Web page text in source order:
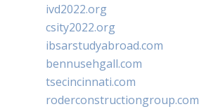
ivd2022.org
csity2022.org
ibsarstudyabroad.com
bennusehgall.com
tsecincinnati.com
roderconstructiongroup.com